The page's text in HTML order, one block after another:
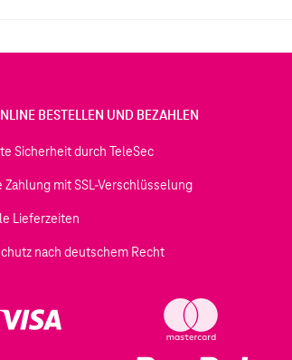
geöffnet)
BESTELLEN UND BEZAHLEN
Sicherheit durch TeleSec
Zahlung mit SSL-Verschlüsselung
Lieferzeiten
nach deutschem Recht